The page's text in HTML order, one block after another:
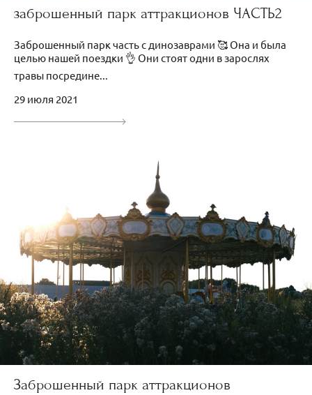
заброшенный парк аттракционов ЧАСТЬ2
Заброшенный парк часть с динозаврами 🥰 Она и была
целью нашей поездки 👌 Они стоят одни в зарослях
травы посредине...
29 июля 2021
Заброшенный парк аттракционов